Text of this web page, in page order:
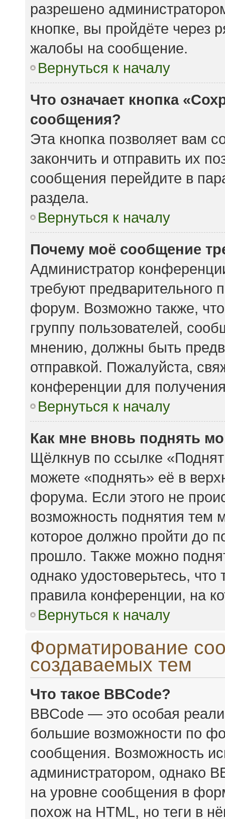
разрешено
кнопке, вы пройдёте через
жалобы на сообщение.
Вернуться к началу
Что означает кнопка
сообщения?
Эта кнопка позволяет вам
закончить и отправить их
сообщения перейдите в
раздела.
Вернуться к началу
Почему моё сообщение
Администратор
требуют предварительного
форум. Возможно также,
группу пользователей,
мнению, должны быть
отправкой. Пожалуйста,
конференции для
Вернуться к началу
Как мне вновь поднять
Щёлкнув по ссылке
можете «поднять» её в
форума. Если этого не
возможность поднятия тем
которое должно пройти до
прошло. Также можно
однако удостоверьтесь,
правила конференции, на
Вернуться к началу
Форматирование
создаваемых тем
Что такое BBCode?
BBCode — это особая
большие возможности по
сообщения. Возможность
администратором, однако
на уровне сообщения в
похож на HTML, но теги в